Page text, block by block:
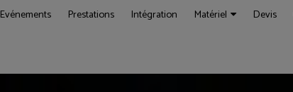
Evénements Prestations Intégration Matériel Devis